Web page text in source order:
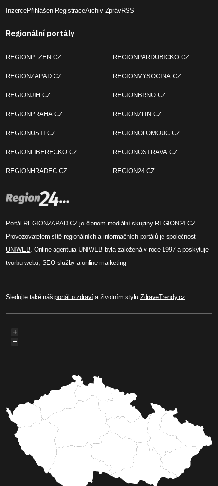
InzercePřihlášeníRegistraceArchiv ZprávRSS
Regionální portály
REGIONPLZEN.CZ
REGIONZAPAD.CZ
REGIONJIH.CZ
REGIONPRAHA.CZ
REGIONUSTI.CZ
REGIONLIBERECKO.CZ
REGIONHRADEC.CZ
REGIONPARDUBICKO.CZ
REGIONVYSOCINA.CZ
REGIONBRNO.CZ
REGIONZLIN.CZ
REGIONOLOMOUC.CZ
REGIONOSTRAVA.CZ
REGION24.CZ
Portál REGIONZAPAD.CZ je členem mediální skupiny REGION24.CZ.
Provozovatelem sítě regionálních a informačních portálů je společnost
UNIWEB . Online agentura UNIWEB byla založená v roce 1997 a poskytuje
tvorbu webů, SEO služby a online marketing.
Sledujte také nášportál o zdravía životním stylu ZdraveTrendy.cz
+
−